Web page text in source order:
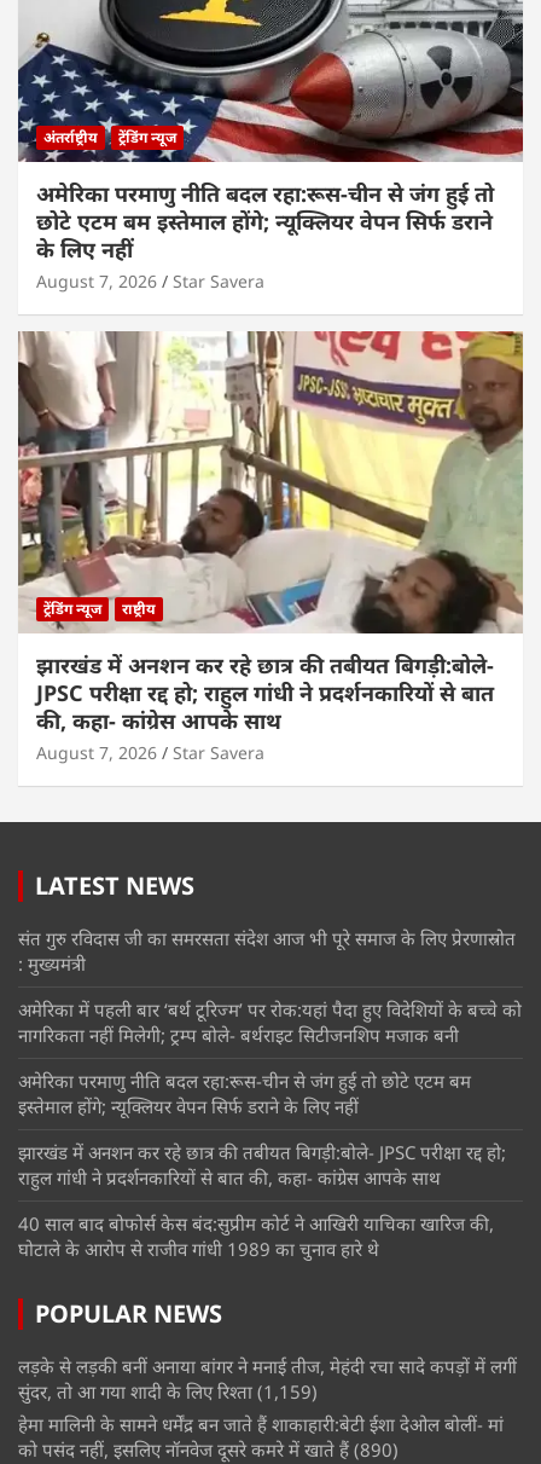
अंतर्राष्ट्रीय ट्रेंडिंग न्यूज
अमेरिका परमाणु नीति बदल रहा:रूस-चीन से जंग हुई तो
छोटे एटम बम इस्तेमाल होंगे; न्यूक्लियर वेपन सिर्फ डराने
के लिए नहीं
August 7, 2026 Star Savera
ट्रेंडिंग न्यूज राष्ट्रीय
झारखंड में अनशन कर रहे छात्र की तबीयत बिगड़ी:बोले-
JPSC परीक्षा रद्द हो; राहुल गांधी ने प्रदर्शनकारियों से बात
की, कहा- कांग्रेस आपके साथ
August 7, 2026 Star Savera
LATEST NEWS
संत गुरु रविदास जी का समरसता संदेश आज भी पूरे समाज के लिए प्रेरणास्रोत
: मुख्यमंत्री
अमेरिका में पहली बार ‘बर्थ टूरिज्म’ पर रोक:यहां पैदा हुए विदेशियों के बच्चे को
नागरिकता नहीं मिलेगी; ट्रम्प बोले- बर्थराइट सिटीजनशिप मजाक बनी
अमेरिका परमाणु नीति बदल रहा:रूस-चीन से जंग हुई तो छोटे एटम बम
इस्तेमाल होंगे; न्यूक्लियर वेपन सिर्फ डराने के लिए नहीं
झारखंड में अनशन कर रहे छात्र की तबीयत बिगड़ी:बोले- JPSC परीक्षा रद्द हो;
राहुल गांधी ने प्रदर्शनकारियों से बात की, कहा- कांग्रेस आपके साथ
40 साल बाद बोफोर्स केस बंद:सुप्रीम कोर्ट ने आखिरी याचिका खारिज की,
घोटाले के आरोप से राजीव गांधी 1989 का चुनाव हारे थे
POPULAR NEWS
लड़के से लड़की बनीं अनाया बांगर ने मनाई तीज, मेहंदी रचा सादे कपड़ों में लगीं
सुंदर, तो आ गया शादी के लिए रिश्ता (1,159)
हेमा मालिनी के सामने धर्मेंद्र बन जाते हैं शाकाहारी:बेटी ईशा देओल बोलीं- मां
को पसंद नहीं, इसलिए नॉनवेज दूसरे कमरे में खाते हैं (890)